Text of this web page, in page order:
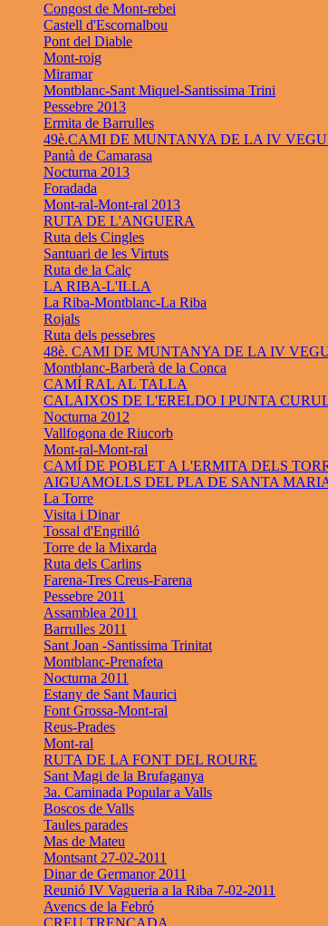
Congost de Mont-rebei
Castell d'Escornalbou
Pont del Diable
Mont-roig
Miramar
Montblanc-Sant Miquel-Santissima Trini
Pessebre 2013
Ermita de Barrulles
49è.CAMI DE MUNTANYA DE LA IV
Pantà de Camarasa
Nocturna 2013
Foradada
Mont-ral-Mont-ral 2013
RUTA DE L'ANGUERA
Ruta dels Cingles
Santuari de les Virtuts
Ruta de la Calç
LA RIBA-L'ILLA
La Riba-Montblanc-La Riba
Rojals
Ruta dels pessebres
48è. CAMI DE MUNTANYA DE LA IV
Montblanc-Barberà de la Conca
CAMÍ RAL AL TALLA
CALAIXOS DE L'ERELDO I PUNTA
Nocturna 2012
Vallfogona de Riucorb
Mont-ral-Mont-ral
CAMÍ DE POBLET A L'ERMITA DELS
AIGUAMOLLS DEL PLA DE SANTA
La Torre
Visita i Dinar
Tossal d'Engrilló
Torre de la Mixarda
Ruta dels Carlins
Farena-Tres Creus-Farena
Pessebre 2011
Assamblea 2011
Barrulles 2011
Sant Joan -Santissima Trinitat
Montblanc-Prenafeta
Nocturna 2011
Estany de Sant Maurici
Font Grossa-Mont-ral
Reus-Prades
Mont-ral
RUTA DE LA FONT DEL ROURE
Sant Magi de la Brufaganya
3a. Caminada Popular a Valls
Boscos de Valls
Taules parades
Mas de Mateu
Montsant 27-02-2011
Dinar de Germanor 2011
Reunió IV Vagueria a la Riba 7-02-2011
Avencs de la Febró
CREU TRENCADA